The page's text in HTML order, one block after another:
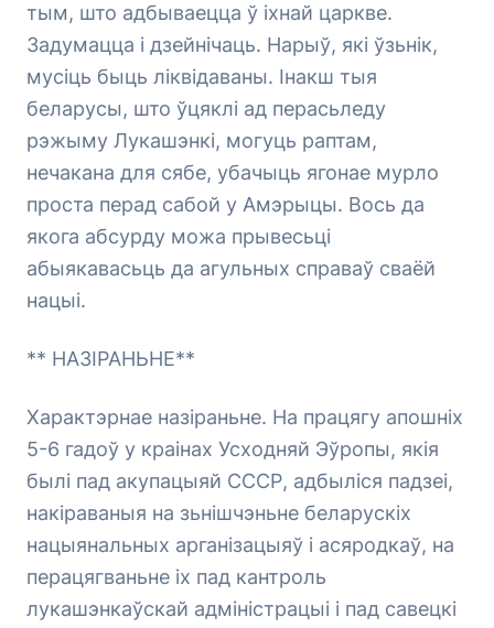
тым, што адбываецца ў іхнай царкве.
Задумацца і дзейнічаць. Нарыў, які ўзьнік,
мусіць быць ліквідаваны. Інакш тыя
беларусы, што ўцяклі ад перасьледу
рэжыму Лукашэнкі, могуць раптам,
нечакана для сябе, убачыць ягонае мурло
проста перад сабой у Амэрыцы. Вось да
якога абсурду можа прывесьці
абыякавасьць да агульных справаў сваёй
нацыі.
** НАЗІРАНЬНЕ**
Характэрнае назіраньне. На працягу апошніх
5-6 гадоў у краінах Усходняй Эўропы, якія
былі пад акупацыяй СССР, адбыліся падзеі,
накіраваныя на зьнішчэньне беларускіх
нацыянальных арганізацыяў і асяродкаў, на
перацягваньне іх пад кантроль
лукашэнкаўскай адміністрацыі і пад савецкі